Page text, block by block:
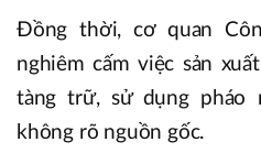
Đồng thời, cơ quan
nghiêm cấm việc sản
tàng trữ, sử dụng pháo
không rõ nguồn gốc.